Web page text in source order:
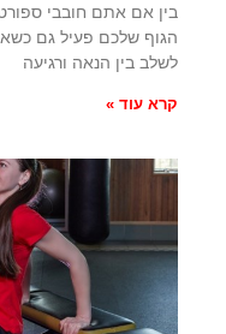
בין אם אתם חובבי
הגוף שלכם פעיל גם
לשלב בין הנאה ורגיעה
קרא עוד »